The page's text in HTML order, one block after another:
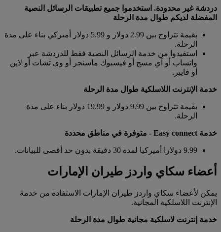
دردشة غير محدودة. استخدموا جميع تطبيقات الرسائل النصية
المفضلة لديكم طوال مدة الرحلة
بقيمة تتراوح بين 2.99 دولار و 5.99 دولار أميركي بناء على مدة
الرحلة.
استفيدوا من خدمة الرسائل النصية فقط للدردشة عبر
واتساب أو آي مسج أو فيسبوك ماسنجر أو وي تشات أو لاين
أو فايبر.
خدمة الإنترنت اللاسلكية طوال مدة الرحلة
بقيمة تتراوح بين 9.99 دولار و 19.99 دولار بناء على مدة
الرحلة.
خدمة Easy connect - متوفرة في مناطق محددة
9.99 دولارا أميركيا لمدة 30 دقيقة بدون حد أقصى للبيانات.
أعضاء سكاي واردز طيران الإمارات
يمكن لأعضاء سكاي واردز طيران الإمارات الاستفادة من خدمة
الإنترنت اللاسلكية المجانية.
خدمة إنترنت لاسلكية مجانية طوال مدة الرحلة